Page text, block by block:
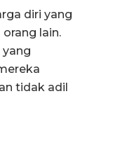
diri yang
lain.
yang
tidak adil